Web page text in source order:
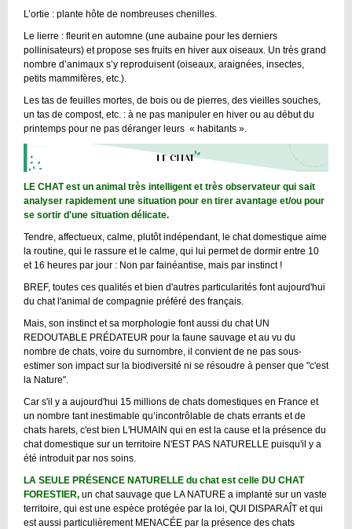
L’ortie : plante hôte de nombreuses chenilles.
Le lierre : fleurit en automne (une aubaine pour les derniers
pollinisateurs) et propose ses fruits en hiver aux oiseaux. Un très grand
nombre d’animaux s’y reproduisent (oiseaux, araignées, insectes,
petits mammifères, etc.).
Les tas de feuilles mortes, de bois ou de pierres, des vieilles souches,
un tas de compost, etc. : à ne pas manipuler en hiver ou au début du
printemps pour ne pas déranger leurs « habitants ».
LE CHAT est un animal très intelligent et très observateur qui sait
analyser rapidement une situation pour en tirer avantage et/ou pour
se sortir d'une situation délicate.
Tendre, affectueux, calme, plutôt indépendant, le chat domestique aime
la routine, qui le rassure et le calme, qui lui permet de dormir entre 10
et 16 heures par jour : Non par fainéantise, mais par instinct !
BREF, toutes ces qualités et bien d'autres particularités font aujourd'hui
du chat l'animal de compagnie préféré des français.
Mais, son instinct et sa morphologie font aussi du chat UN
REDOUTABLE PRÉDATEUR pour la faune sauvage et au vu du
nombre de chats, voire du surnombre, il convient de ne pas sous-
estimer son impact sur la biodiversité ni se résoudre à penser que "c'est
la Nature".
Car s'il y a aujourd'hui 15 millions de chats domestiques en France et
un nombre tant inestimable qu’incontrôlable de chats errants et de
chats harets, c'est bien L'HUMAIN qui en est la cause et la présence du
chat domestique sur un territoire N'EST PAS NATURELLE puisqu'il y a
été introduit par nos soins.
LA SEULE PRÉSENCE NATURELLE du chat est celle DU CHAT
FORESTIER, un chat sauvage que LA NATURE a implanté sur un vaste
territoire, qui est une espèce protégée par la loi, QUI DISPARAÎT et qui
est aussi particulièrement MENACÉE par la présence des chats